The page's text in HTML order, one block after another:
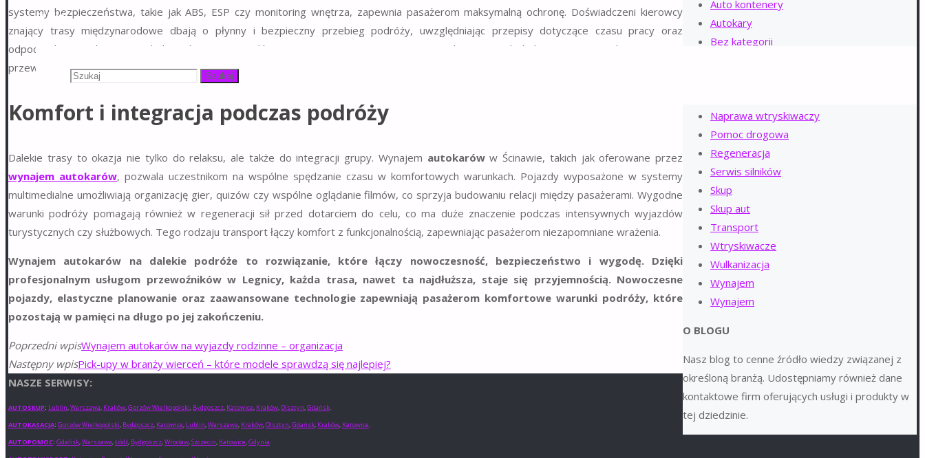
Szukaj
Szukaj
systemy bezpieczeństwa, takie jak ABS, ESP czy monitoring wnętrza, zapewnia pasażerom maksymalną ochronę. Doświadczeni kierowcy
znający trasy międzynarodowe dbają o płynny i bezpieczny przebieg podróży, uwzględniając przepisy dotyczące czasu pracy oraz
odpoczynku. Regularne przeglądy techniczne pojazdów oraz przestrzeganie rygorystycznych norm to dodatkowe gwarancje bezpiecznego
przewozu na dalekich trasach.
Komfort i integracja podczas podróży
Dalekie trasy to okazja nie tylko do relaksu, ale także do integracji grupy. Wynajem autokaróww Ścinawie, takich jak oferowane przez
wynajem autokarów, pozwala uczestnikom na wspólne spędzanie czasu w komfortowych warunkach. Pojazdy wyposażone w systemy
multimedialne umożliwiają organizację gier, quizów czy wspólne oglądanie filmów, co sprzyja budowaniu relacji między pasażerami. Wygodne
warunki podróży pomagają również w regeneracji sił przed dotarciem do celu, co ma duże znaczenie podczas intensywnych wyjazdów
turystycznych czy służbowych. Tego rodzaju transport łączy komfort z funkcjonalnością, zapewniając pasażerom niezapomniane wrażenia.
Wynajem autokarów na dalekie podróże to rozwiązanie, które łączy nowoczesność, bezpieczeństwo i wygodę. Dzięki
profesjonalnym usługom przewoźników w Legnicy, każda trasa, nawet ta najdłuższa, staje się przyjemnością. Nowoczesne
pojazdy, elastyczne planowanie oraz zaawansowane technologie zapewniają pasażerom komfortowe warunki podróży, które
pozostają w pamięci na długo po jej zakończeniu.
Poprzedni wpisWynajem autokarów na wyjazdy rodzinne – organizacja
Następny wpisPick-upy w branży wierceń – które modele sprawdzą się najlepiej?
Auto kontenery
Autokary
Bez kategorii
Naprawa wtryskiwaczy
Pomoc drogowa
Regeneracja
Serwis silników
Skup
Skup aut
Transport
Wtryskiwacze
Wulkanizacja
Wynajem
Wynajem
O BLOGU
Nasz blog to cenne źródło wiedzy związanej z
określoną branżą. Udostępniamy również dane
kontaktowe firm oferujących usługi i produkty w
tej dziedzinie.
NASZE SERWISY:
AUTOSKUP: Lublin,Warszawa, Kraków,Gorzów Wielkopolski, Bydgoszcz, Katowice, Kraków,Olsztyn,Gdańsk.
AUTOKASACJA: Gorzów Wielkopolski, Bydgoszcz, Katowice, Lublin,Warszawa, Kraków,Olsztyn,Gdańsk, Kraków, Katowice.
AUTOPOMOC: Gdańsk,Warszawa,Łódź, Bydgoszcz,Wrocław,Szczecin, Katowice,Gdynia.